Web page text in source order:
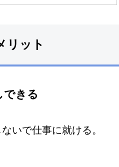
リット
できる
いで仕事に就ける。